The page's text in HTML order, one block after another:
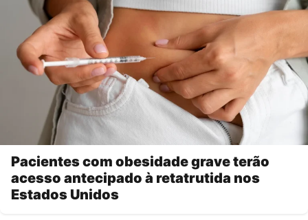
Pacientes com obesidade grave terão
acesso antecipado à retatrutida nos
Estados Unidos